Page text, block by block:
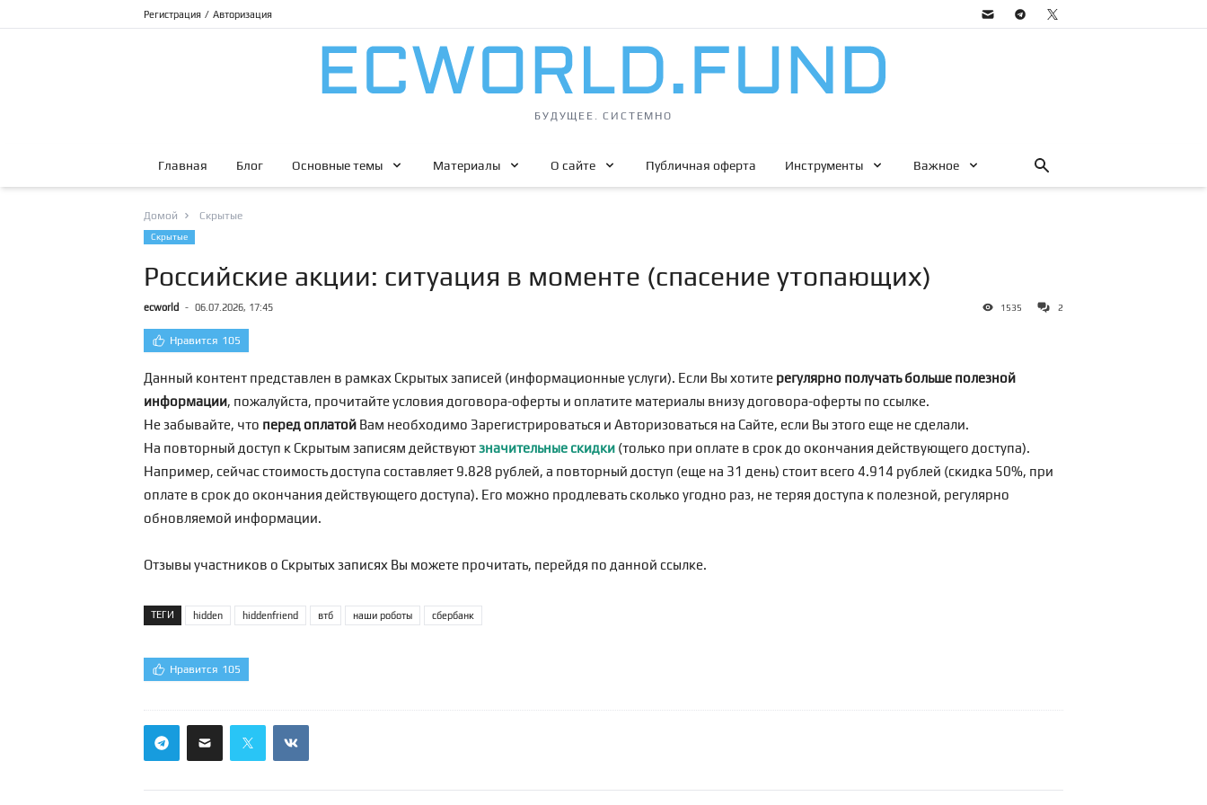
Регистрация / Авторизация
БУДУЩЕЕ. СИСТЕМНО
Главная Блог Основные темы Материалы О сайте Публичная оферта Инструменты Важное
Домой Скрытые
Скрытые
Российские акции: ситуация в моменте (спасение утопающих)
ecworld - 06.07.2026, 17:45 1535 2
Нравится 105
Данный контент представлен в рамках Скрытых записей (информационные услуги). Если Вы хотите регулярно получать больше полезной
информации, пожалуйста, прочитайте условия договора-оферты и оплатите материалы внизу договора-оферты по ссылке.
Не забывайте, что перед оплатой Вам необходимо Зарегистрироваться и Авторизоваться на Сайте, если Вы этого еще не сделали.
На повторный доступ к Скрытым записям действуютзначительные скидки (только при оплате в срок до окончания действующего доступа).
Например, сейчас стоимость доступа составляет 9.828 рублей, а повторный доступ (еще на 31 день) стоит всего 4.914 рублей (скидка 50%, при
оплате в срок до окончания действующего доступа). Его можно продлевать сколько угодно раз, не теряя доступа к полезной, регулярно
обновляемой информации.
Отзывы участников о Скрытых записях Вы можете прочитать, перейдя по данной ссылке.
ТЕГИ hidden hiddenfriend втб наши роботы сбербанк
Нравится 105